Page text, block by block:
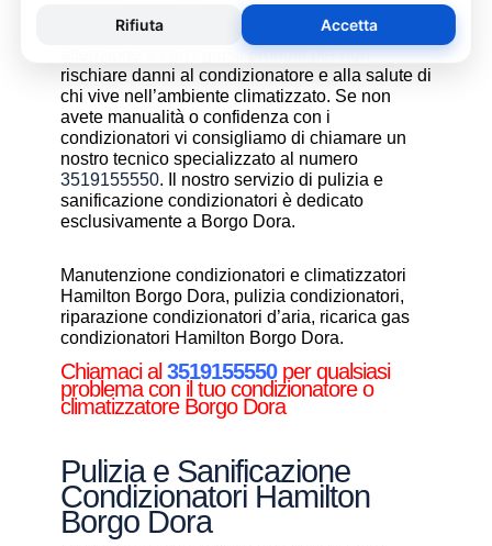
La pulizia e sanificazione condizionatori è
un’operazione che deve essere fatta con
attenzione e con i giusti prodotti per non
rischiare danni al condizionatore e alla salute di
chi vive nell’ambiente climatizzato. Se non
avete manualità o confidenza con i
condizionatori vi consigliamo di chiamare un
nostro tecnico specializzato al numero
3519155550. Il nostro servizio di pulizia e
sanificazione condizionatori è dedicato
esclusivamente a Borgo Dora.
Manutenzione condizionatori e climatizzatori
Hamilton Borgo Dora, pulizia condizionatori,
riparazione condizionatori d’aria, ricarica gas
condizionatori Hamilton Borgo Dora.
Chiamaci al 3519155550per qualsiasi
problema con il tuo condizionatore o
climatizzatore Borgo Dora
Pulizia e Sanificazione
Condizionatori Hamilton
Borgo Dora